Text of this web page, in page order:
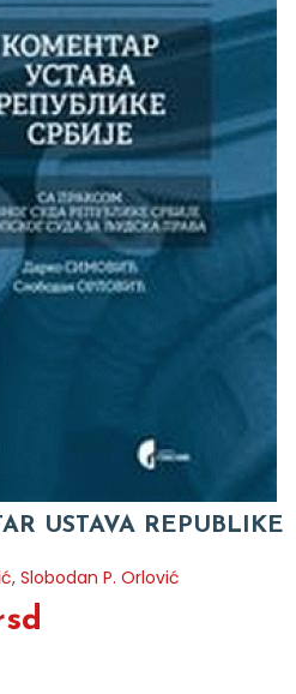
USTAVA REPUBLIKE
, Slobodan P. Orlović